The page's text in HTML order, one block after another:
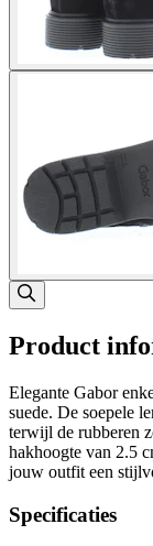
Product
Elegante Gabor
suede. De soepele
terwijl de rubberen
hakhoogte van 2.5
jouw outfit een
Specificaties